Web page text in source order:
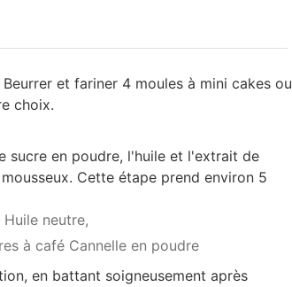
et fariner 4 moules à mini cakes ou
choix.
sucre en poudre, l'huile et l'extrait de
Cette étape prend environ 5
neutre,
à café Cannelle en poudre
en battant soigneusement après